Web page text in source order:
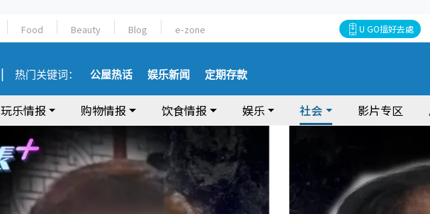
Food Beauty Blog e-zone U GO搵好去處
热门关键词： 公屋热话 娱乐新闻 定期存款
玩乐情报 购物情报 饮食情报 娱乐 社会 影片专区